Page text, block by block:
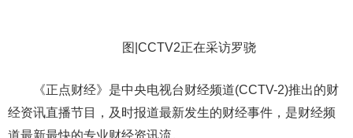
图|CCTV2正在采访罗骁
《正点财经》是中央电视台财经频道(CCTV-2)推出的财
经资讯直播节目，及时报道最新发生的财经事件，是财经频
道最新最快的专业财经资讯流。